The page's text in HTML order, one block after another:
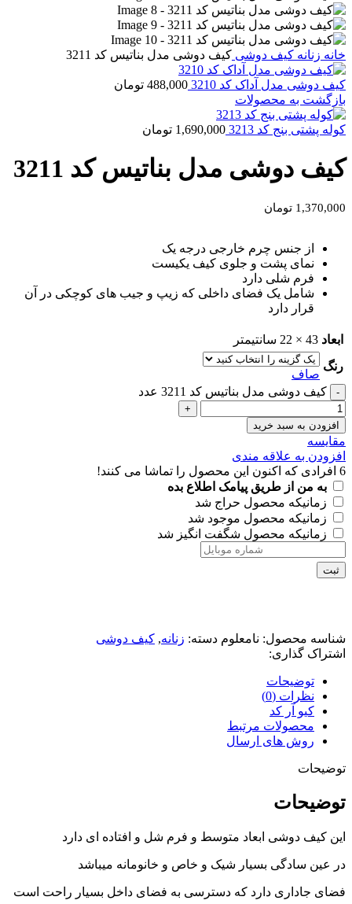
خانه زنانه کیف دوشی کیف دوشی مدل بناتیس کد 3211
کیف دوشی مدل آداک کد 3210 488,000 تومان
بازگشت به محصولات
کوله پشتی بنج کد 3213 1,690,000 تومان
کیف دوشی مدل بناتیس کد 3211
1,370,000 تومان
از جنس چرم خارجی درجه یک
نمای پشت و جلوی کیف یکیست
فرم شلی دارد
شامل یک فضای داخلی که زیپ و جیب های کوچکی در آن
قرار دارد
ابعاد 43 × 22 سانتیمتر
رنگ
صاف
کیف دوشی مدل بناتیس کد 3211 عدد
افزودن به سبد خرید
مقايسه
افزودن به علاقه مندی
6 افرادی که اکنون این محصول را تماشا می کنند!
به من از طریق پیامک اطلاع بده
زمانیکه محصول حراج شد
زمانیکه محصول موجود شد
زمانیکه محصول شگفت انگیز شد
ثبت
شناسه محصول: نامعلوم دسته: زنانه, کیف دوشی
اشتراک گذاری:
توضیحات
نظرات (0)
کیو آر کد
محصولات مرتبط
روش های ارسال
توضیحات
توضیحات
این کیف دوشی ابعاد متوسط و فرم شل و افتاده ای دارد
در عین سادگی بسیار شیک و خاص و خانومانه میباشد
فضای جاداری دارد که دسترسی به فضای داخل بسیار راحت است